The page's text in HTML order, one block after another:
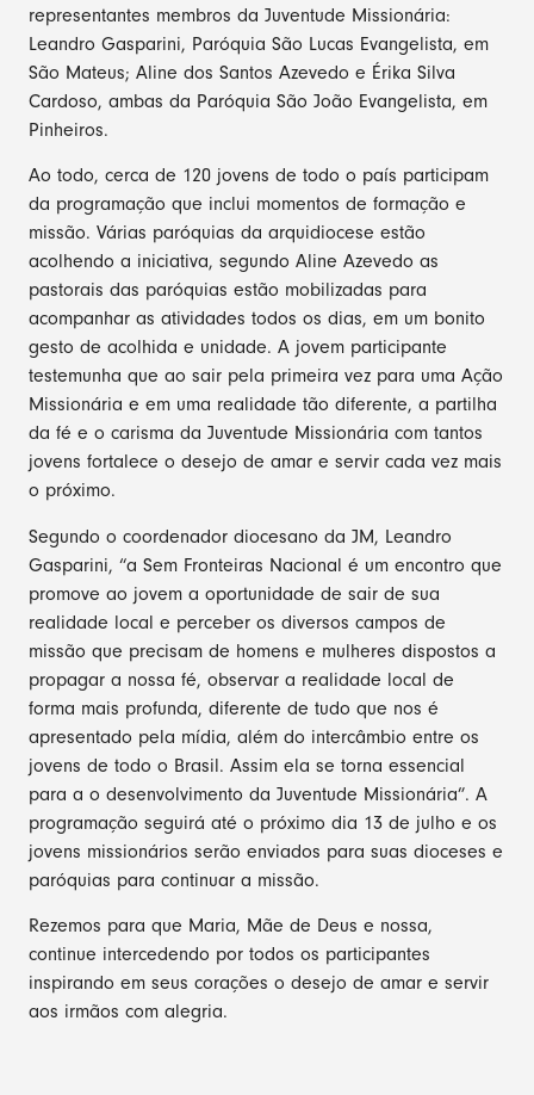
representantes membros da Juventude Missionária:
Leandro Gasparini, Paróquia São Lucas Evangelista, em
São Mateus; Aline dos Santos Azevedo e Érika Silva
Cardoso, ambas da Paróquia São João Evangelista, em
Pinheiros.
Ao todo, cerca de 120 jovens de todo o país participam
da programação que inclui momentos de formação e
missão. Várias paróquias da arquidiocese estão
acolhendo a iniciativa, segundo Aline Azevedo as
pastorais das paróquias estão mobilizadas para
acompanhar as atividades todos os dias, em um bonito
gesto de acolhida e unidade. A jovem participante
testemunha que ao sair pela primeira vez para uma Ação
Missionária e em uma realidade tão diferente, a partilha
da fé e o carisma da Juventude Missionária com tantos
jovens fortalece o desejo de amar e servir cada vez mais
o próximo.
Segundo o coordenador diocesano da JM, Leandro
Gasparini, “a Sem Fronteiras Nacional é um encontro que
promove ao jovem a oportunidade de sair de sua
realidade local e perceber os diversos campos de
missão que precisam de homens e mulheres dispostos a
propagar a nossa fé, observar a realidade local de
forma mais profunda, diferente de tudo que nos é
apresentado pela mídia, além do intercâmbio entre os
jovens de todo o Brasil. Assim ela se torna essencial
para a o desenvolvimento da Juventude Missionária”. A
programação seguirá até o próximo dia 13 de julho e os
jovens missionários serão enviados para suas dioceses e
paróquias para continuar a missão.
Rezemos para que Maria, Mãe de Deus e nossa,
continue intercedendo por todos os participantes
inspirando em seus corações o desejo de amar e servir
aos irmãos com alegria.